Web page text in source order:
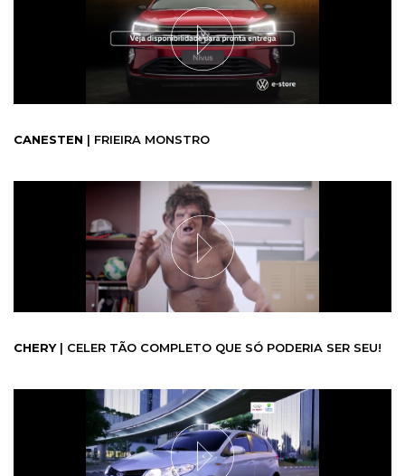
CANESTEN | FRIEIRA MONSTRO
CHERY| CELER TÃO COMPLETO QUE SÓ PODERIA SER SEU!